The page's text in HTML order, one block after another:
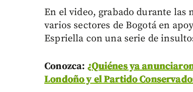
En el video, grabado durante las
varios sectores de Bogotá en
Espriella con una serie de
Conozca: ¿Quiénes ya
Londoño y el Partido